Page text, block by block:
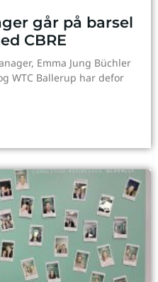
går på barsel
CBRE
Emma Jung Büchler
WTC Ballerup har defor